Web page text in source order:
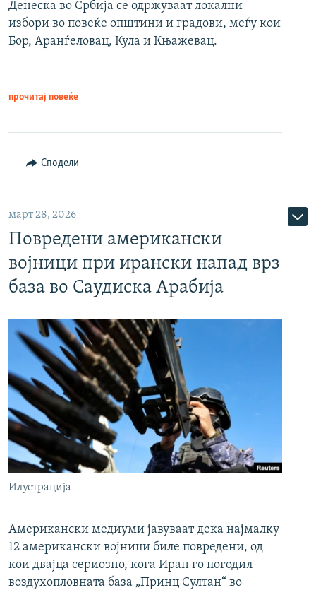
Денеска во Србија се одржуваат локални
избори во повеќе општини и градови, меѓу кои
Бор, Аранѓеловац, Кула и Књажевац.
прочитај повеќе
Сподели
март 28, 2026
Повредени американски
војници при ирански напад врз
база во Саудиска Арабија
Илустрација
Американски медиуми јавуваат дека најмалку
12 американски војници биле повредени, од
кои двајца сериозно, кога Иран го погодил
воздухопловната база „Принц Султан“ во